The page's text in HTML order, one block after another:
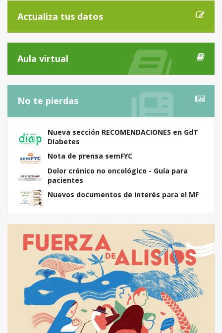
Actualiza tus datos
Aula virtual
No te pierdas
Nueva sección RECOMENDACIONES en GdT
Diabetes
Nota de prensa semFYC
Dolor crónico no oncológico - Guía para
pacientes
Nuevos documentos de interés para el MF